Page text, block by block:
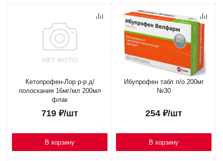
Кетопрофен-Лор р-р д/
полоскания 16мг/мл 200мл
флак
719 ₽/шт
В корзину
Ибупрофен табл п/о 200мг
№30
254 ₽/шт
В корзину